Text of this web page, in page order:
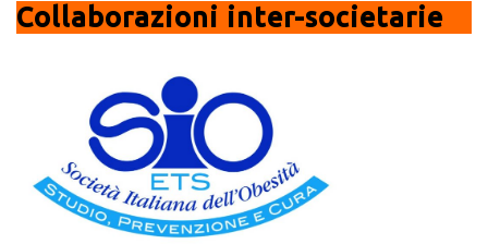
Collaborazioni inter-societarie